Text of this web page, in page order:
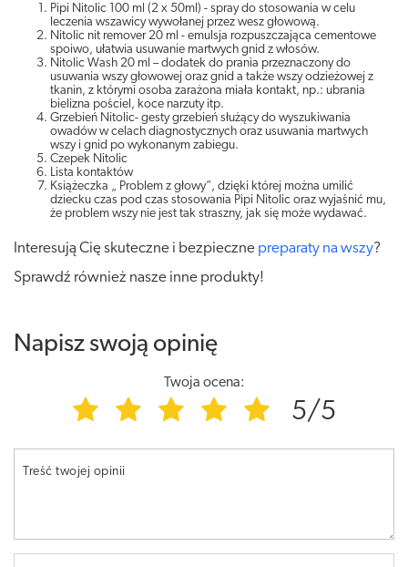
Pipi Nitolic 100 ml (2 x 50ml) - spray do stosowania w celu
leczenia wszawicy wywołanej przez wesz głowową.
Nitolic nit remover 20 ml - emulsja rozpuszczająca cementowe
spoiwo, ułatwia usuwanie martwych gnid z włosów.
Nitolic Wash 20 ml – dodatek do prania przeznaczony do
usuwania wszy głowowej oraz gnid a także wszy odzieżowej z
tkanin, z którymi osoba zarażona miała kontakt, np.: ubrania
bielizna pościel, koce narzuty itp.
Grzebień Nitolic- gesty grzebień służący do wyszukiwania
owadów w celach diagnostycznych oraz usuwania martwych
wszy i gnid po wykonanym zabiegu.
Czepek Nitolic
Lista kontaktów
Książeczka „ Problem z głowy”, dzięki której można umilić
dziecku czas pod czas stosowania Pipi Nitolic oraz wyjaśnić mu,
że problem wszy nie jest tak straszny, jak się może wydawać.
Interesują Cię skuteczne i bezpieczne preparaty na wszy?
Sprawdź również nasze inne produkty!
Napisz swoją opinię
Twoja ocena:
5/5
Treść twojej opinii